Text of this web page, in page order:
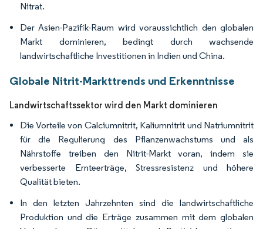
Nitrat.
Der Asien-Pazifik-Raum wird voraussichtlich den globalen
Markt dominieren, bedingt durch wachsende
landwirtschaftliche Investitionen in Indien und China.
Globale Nitrit-Markttrends und Erkenntnisse
Landwirtschaftssektor wird den Markt dominieren
Die Vorteile von Calciumnitrit, Kaliumnitrit und Natriumnitrit
für die Regulierung des Pflanzenwachstums und als
Nährstoffe treiben den Nitrit-Markt voran, indem sie
verbesserte Ernteerträge, Stressresistenz und höhere
Qualität bieten.
In den letzten Jahrzehnten sind die landwirtschaftliche
Produktion und die Erträge zusammen mit dem globalen